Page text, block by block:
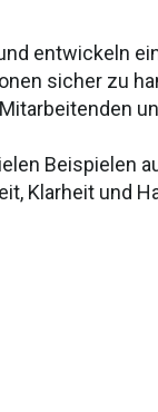
entwickeln
sicher zu
Beispielen
Klarheit und